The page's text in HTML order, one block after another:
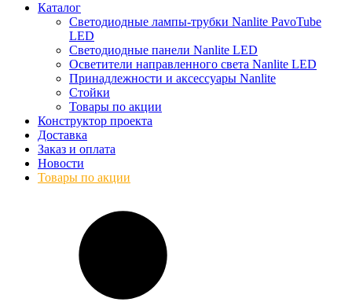
Каталог
Светодиодные лампы-трубки Nanlite PavoTube
LED
Светодиодные панели Nanlite LED
Осветители направленного света Nanlite LED
Принадлежности и аксессуары Nanlite
Стойки
Товары по акции
Конструктор проекта
Доставка
Заказ и оплата
Новости
Товары по акции